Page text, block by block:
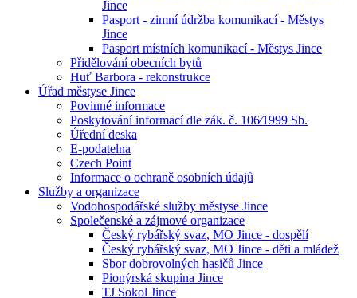
Jince
Pasport - zimní údržba komunikací - Městys
Jince
Pasport místních komunikací - Městys Jince
Přidělování obecních bytů
Huť Barbora - rekonstrukce
Úřad městyse Jince
Povinné informace
Poskytování informací dle zák. č. 106⁄1999 Sb.
Úřední deska
E-podatelna
Czech Point
Informace o ochraně osobních údajů
Služby a organizace
Vodohospodářské služby městyse Jince
Společenské a zájmové organizace
Český rybářský svaz, MO Jince - dospělí
Český rybářský svaz, MO Jince - děti a mládež
Sbor dobrovolných hasičů Jince
Pionýrská skupina Jince
TJ Sokol Jince